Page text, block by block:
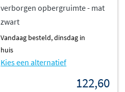
verborgen opbergruimte - mat
zwart
vandaag besteld, dinsdag in
huis
Kies een alternatief
122,60